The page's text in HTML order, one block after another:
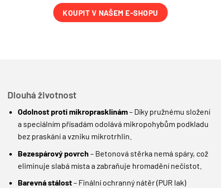
více
variant.
více
variant.
KOUPIT V NAŠEM E-SHOPU
Dlouhá životnost
Odolnost proti mikroprasklinám– Díky pružnému složení
a speciálním přísadám odolává mikropohybům podkladu
bez praskání a vzniku mikrotrhlin.
Bezespárový povrch – Betonová stěrka nemá spáry, což
eliminuje slabá místa a zabraňuje hromadění nečistot.
Barevná stálost– Finální ochranný nátěr (PUR lak)